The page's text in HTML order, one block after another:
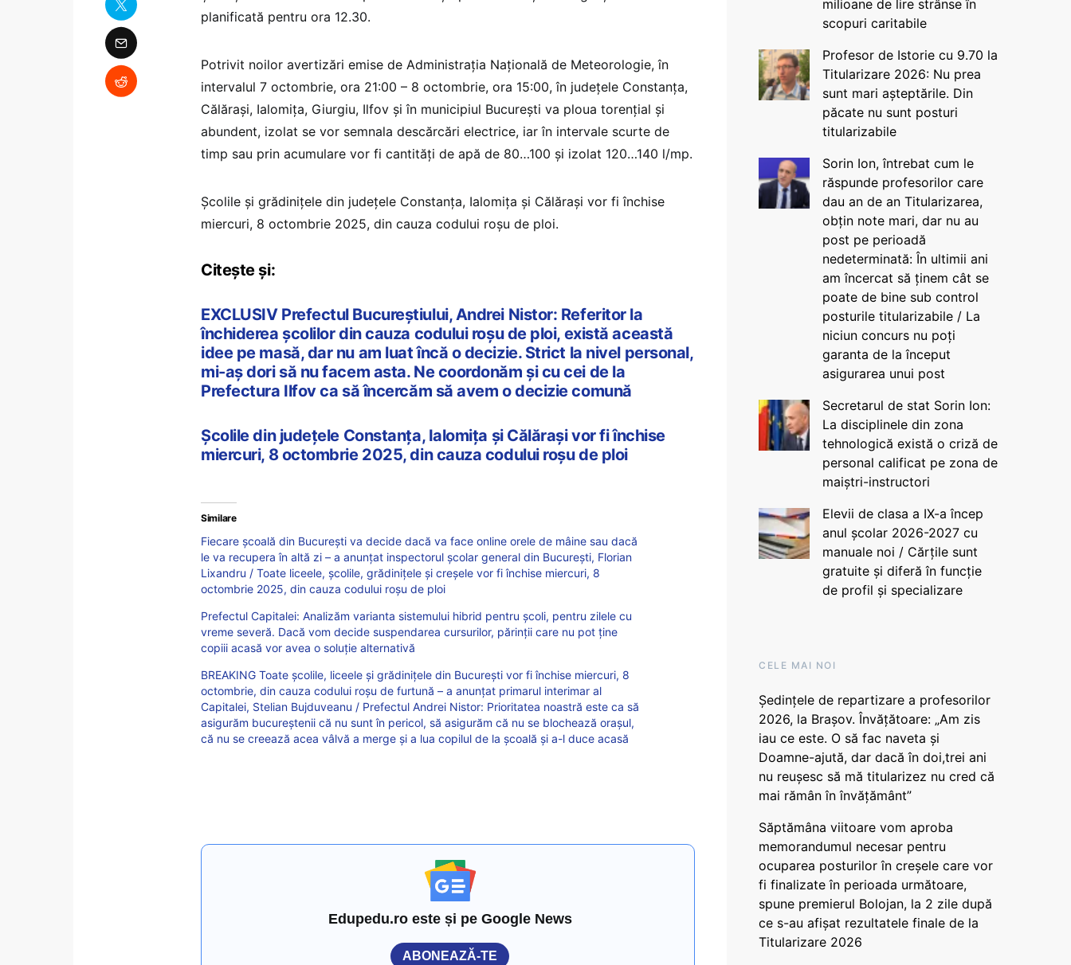
planificată pentru ora 12.30.
Potrivit noilor avertizări emise de Administrația Națională de Meteorologie, în
intervalul 7 octombrie, ora 21:00 – 8 octombrie, ora 15:00, în județele Constanța,
Călărași, Ialomița, Giurgiu, Ilfov și în municipiul București va ploua torențial și
abundent, izolat se vor semnala descărcări electrice, iar în intervale scurte de
timp sau prin acumulare vor fi cantități de apă de 80…100 și izolat 120…140 l/mp.
Școlile și grădinițele din județele Constanța, Ialomița și Călărași vor fi închise
miercuri, 8 octombrie 2025, din cauza codului roșu de ploi.
Citește și:
EXCLUSIV Prefectul Bucureștiului, Andrei Nistor: Referitor la
închiderea școlilor din cauza codului roșu de ploi, există această
idee pe masă, dar nu am luat încă o decizie. Strict la nivel personal,
mi-aș dori să nu facem asta. Ne coordonăm și cu cei de la
Prefectura Ilfov ca să încercăm să avem o decizie comună
Școlile din județele Constanța, Ialomița și Călărași vor fi închise
miercuri, 8 octombrie 2025, din cauza codului roșu de ploi
Similare
Fiecare școală din București va decide dacă va face online orele de mâine sau dacă
le va recupera în altă zi – a anunțat inspectorul școlar general din București, Florian
Lixandru / Toate liceele, școlile, grădinițele și creșele vor fi închise miercuri, 8
octombrie 2025, din cauza codului roșu de ploi
Prefectul Capitalei: Analizăm varianta sistemului hibrid pentru școli, pentru zilele cu
vreme severă. Dacă vom decide suspendarea cursurilor, părinții care nu pot ține
copiii acasă vor avea o soluție alternativă
BREAKING Toate școlile, liceele și grădinițele din București vor fi închise miercuri, 8
octombrie, din cauza codului roșu de furtună – a anunțat primarul interimar al
Capitalei, Stelian Bujduveanu / Prefectul Andrei Nistor: Prioritatea noastră este ca să
asigurăm bucureștenii că nu sunt în pericol, să asigurăm că nu se blochează orașul,
că nu se creează acea vâlvă a merge și a lua copilul de la școală și a-l duce acasă
Edupedu.ro este și pe Google News
ABONEAZĂ-TE
milioane de lire strânse în
scopuri caritabile
Profesor de Istorie cu 9.70 la
Titularizare 2026: Nu prea
sunt mari așteptările. Din
păcate nu sunt posturi
titularizabile
Sorin Ion, întrebat cum le
răspunde profesorilor care
dau an de an Titularizarea,
obțin note mari, dar nu au
post pe perioadă
nedeterminată: În ultimii ani
am încercat să ținem cât se
poate de bine sub control
posturile titularizabile / La
niciun concurs nu poți
garanta de la început
asigurarea unui post
Secretarul de stat Sorin Ion:
La disciplinele din zona
tehnologică există o criză de
personal calificat pe zona de
maiștri-instructori
Elevii de clasa a IX-a încep
anul școlar 2026-2027 cu
manuale noi / Cărțile sunt
gratuite și diferă în funcție
de profil și specializare
CELE MAI NOI
Ședințele de repartizare a profesorilor
2026, la Brașov. Învățătoare: „Am zis
iau ce este. O să fac naveta și
Doamne-ajută, dar dacă în doi,trei ani
nu reușesc să mă titularizez nu cred că
mai rămân în învățământ”
Săptămâna viitoare vom aproba
memorandumul necesar pentru
ocuparea posturilor în creșele care vor
fi finalizate în perioada următoare,
spune premierul Bolojan, la 2 zile după
ce s-au afișat rezultatele finale de la
Titularizare 2026